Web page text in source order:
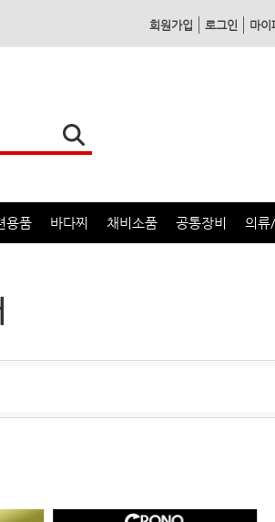
회원가입 로그인 마이
용품 바다찌 채비소품 공통장비 의류/